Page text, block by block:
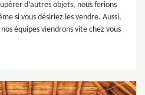
d’autres objets, nous ferions
si vous désiriez les vendre. Aussi,
équipes viendrons vite chez vous